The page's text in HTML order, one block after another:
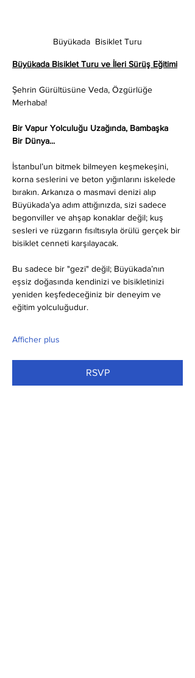
Büyükada  Bisiklet Turu
Büyükada Bisiklet Turu ve İleri Sürüş Eğitimi
Şehrin Gürültüsüne Veda, Özgürlüğe
Merhaba!
Bir Vapur Yolculuğu Uzağında, Bambaşka
Bir Dünya...
İstanbul’un bitmek bilmeyen keşmekeşini,
korna seslerini ve beton yığınlarını iskelede
bırakın. Arkanıza o masmavi denizi alıp
Büyükada’ya adım attığınızda, sizi sadece
begonviller ve ahşap konaklar değil; kuş
sesleri ve rüzgarın fısıltısıyla örülü gerçek bir
bisiklet cenneti karşılayacak.
Bu sadece bir "gezi" değil; Büyükada’nın
eşsiz doğasında kendinizi ve bisikletinizi
yeniden keşfedeceğiniz bir deneyim ve
eğitim yolculuğudur.
Afficher plus
RSVP